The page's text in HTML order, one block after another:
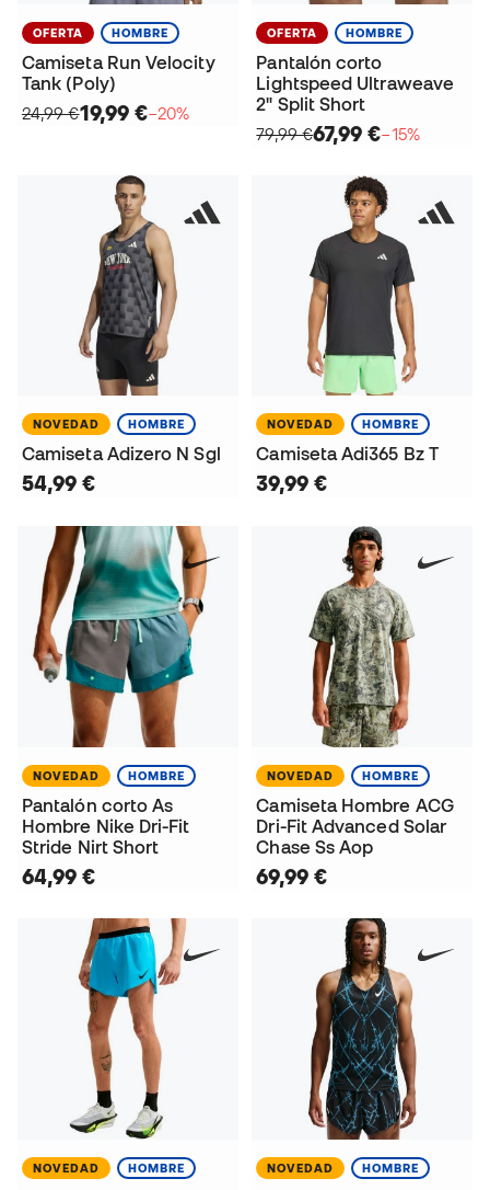
OFERTA HOMBRE
Camiseta Run Velocity
Tank (Poly)
24,99 €19,99 €−20%
OFERTA HOMBRE
Pantalón corto
Lightspeed Ultraweave
2" Split Short
79,99 €67,99 €−15%
NOVEDAD HOMBRE
Camiseta Adizero N Sgl
54,99 €
NOVEDAD HOMBRE
Camiseta Adi365 Bz T
39,99 €
NOVEDAD HOMBRE
Pantalón corto As
Hombre Nike Dri-Fit
Stride Nirt Short
64,99 €
NOVEDAD HOMBRE
Camiseta Hombre ACG
Dri-Fit Advanced Solar
Chase Ss Aop
69,99 €
NOVEDAD HOMBRE NOVEDAD HOMBRE